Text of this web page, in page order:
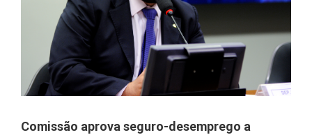
Comissão aprova seguro-desemprego a